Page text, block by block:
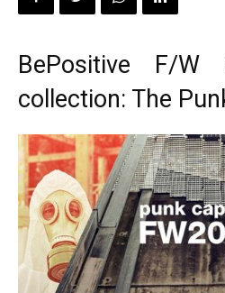
BePositive F/W
collection: The